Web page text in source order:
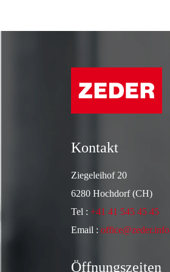
Kontakt
Ziegeleihof 20
6280 Hochdorf (CH)
Tel : +41 41 545 45 45
Email : office@zeder.info
Öffnungszeiten